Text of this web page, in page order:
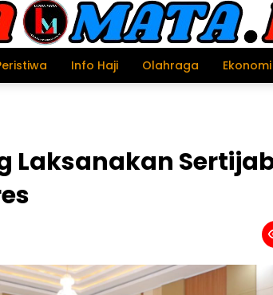
Info Haji Olahraga Ekonomi
Laksanakan